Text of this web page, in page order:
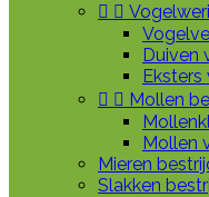
 
Duiven
Eksters
  Mollen
Mollen
Mieren
Slakken